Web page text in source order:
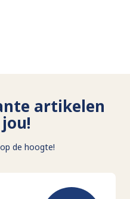
artikelen
de hoogte!